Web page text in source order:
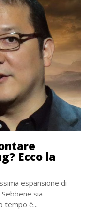
Ecco la
espansione di
sia
tempo è...